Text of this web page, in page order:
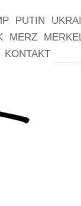
PUTIN
MERZ
KONTAKT